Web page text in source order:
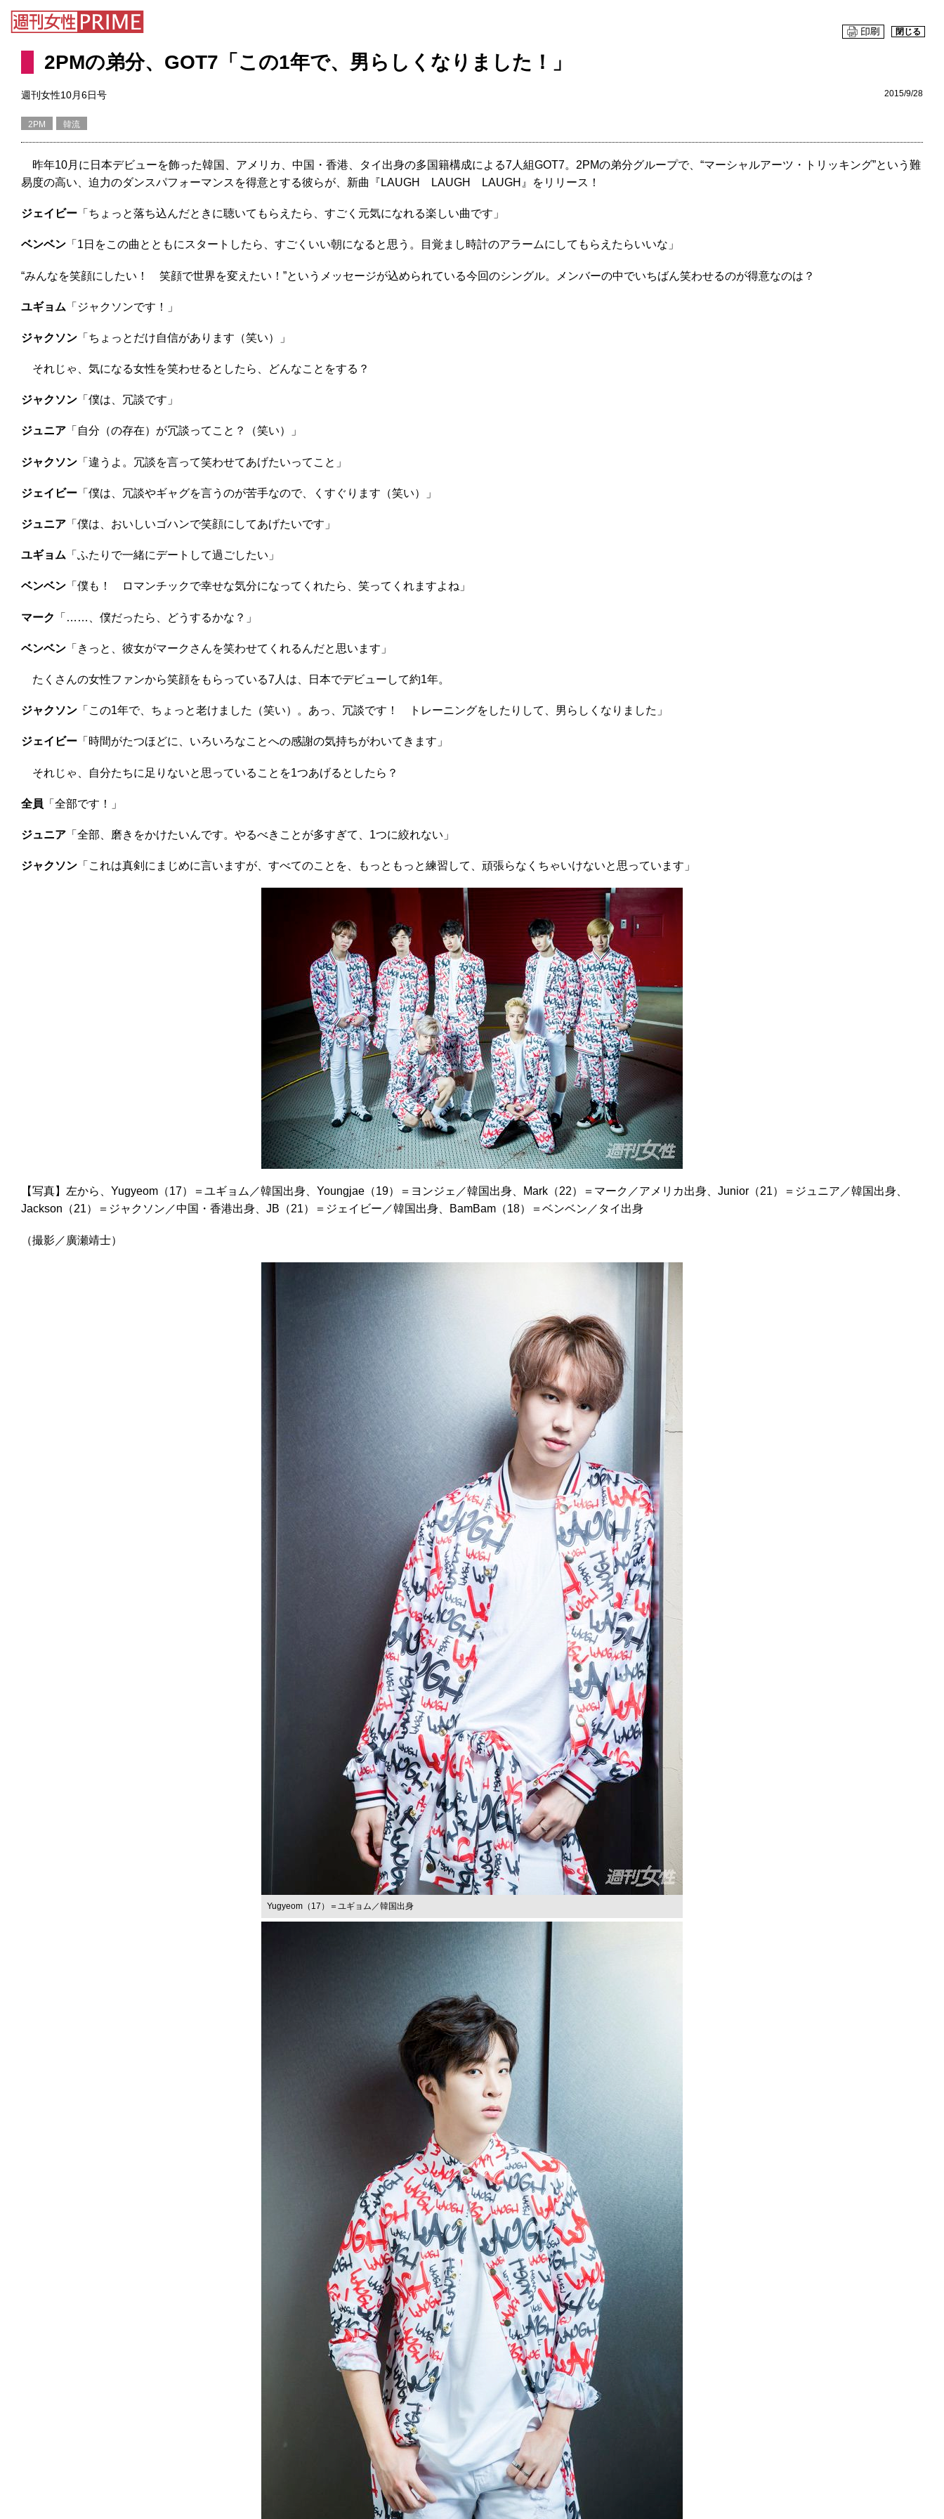
閉じる
2PMの弟分、GOT7「この1年で、男らしくなりました！」
週刊女性10月6日号 2015/9/28
2PM 韓流
昨年10月に日本デビューを飾った韓国、アメリカ、中国・香港、タイ出身の多国籍構成による7人組GOT7。2PMの弟分グループで、“マーシャルアーツ・トリッキング”という難
易度の高い、迫力のダンスパフォーマンスを得意とする彼らが、新曲『LAUGH LAUGH LAUGH』をリリース！
ジェイビー 「ちょっと落ち込んだときに聴いてもらえたら、すごく元気になれる楽しい曲です」
ベンベン 「1日をこの曲とともにスタートしたら、すごくいい朝になると思う。目覚まし時計のアラームにしてもらえたらいいな」
“みんなを笑顔にしたい！ 笑顔で世界を変えたい！”というメッセージが込められている今回のシングル。メンバーの中でいちばん笑わせるのが得意なのは？
ユギョム 「ジャクソンです！」
ジャクソン 「ちょっとだけ自信があります（笑い）」
それじゃ、気になる女性を笑わせるとしたら、どんなことをする？
ジャクソン 「僕は、冗談です」
ジュニア 「自分（の存在）が冗談ってこと？（笑い）」
ジャクソン 「違うよ。冗談を言って笑わせてあげたいってこと」
ジェイビー 「僕は、冗談やギャグを言うのが苦手なので、くすぐります（笑い）」
ジュニア 「僕は、おいしいゴハンで笑顔にしてあげたいです」
ユギョム 「ふたりで一緒にデートして過ごしたい」
ベンベン 「僕も！ ロマンチックで幸せな気分になってくれたら、笑ってくれますよね」
マーク 「……、僕だったら、どうするかな？」
ベンベン 「きっと、彼女がマークさんを笑わせてくれるんだと思います」
たくさんの女性ファンから笑顔をもらっている7人は、日本でデビューして約1年。
ジャクソン 「この1年で、ちょっと老けました（笑い）。あっ、冗談です！ トレーニングをしたりして、男らしくなりました」
ジェイビー 「時間がたつほどに、いろいろなことへの感謝の気持ちがわいてきます」
それじゃ、自分たちに足りないと思っていることを1つあげるとしたら？
全員 「全部です！」
ジュニア 「全部、磨きをかけたいんです。やるべきことが多すぎて、1つに絞れない」
ジャクソン 「これは真剣にまじめに言いますが、すべてのことを、もっともっと練習して、頑張らなくちゃいけないと思っています」
【写真】左から、Yugyeom（17）＝ユギョム／韓国出身、Youngjae（19）＝ヨンジェ／韓国出身、Mark（22）＝マーク／アメリカ出身、Junior（21）＝ジュニア／韓国出身、
Jackson（21）＝ジャクソン／中国・香港出身、JB（21）＝ジェイビー／韓国出身、BamBam（18）＝ベンベン／タイ出身
（撮影／廣瀬靖士）
Yugyeom（17）＝ユギョム／韓国出身